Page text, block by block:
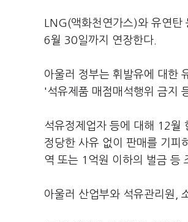
LNG(액화천연가스)와 유연
6월 30일까지 연장한다.
아울러 정부는 휘발유에 대한
'석유제품 매점매석행위 금지
석유정제업자 등에 대해 12월
정당한 사유 없이 판매를 기피
역 또는 1억원 이하의 벌금 등
아울러 산업부와 석유관리원,